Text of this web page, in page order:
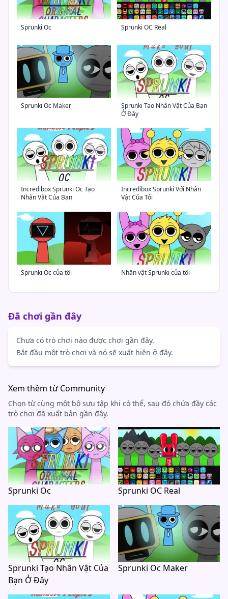
Sprunki Oc Sprunki OC Real
Sprunki Oc Maker
Sprunki Tạo Nhân Vật Của Bạn
Ở Đây
Incredibox Sprunki Oc Tạo
Nhân Vật Của Bạn
Incredibox Sprunki Với Nhân
Vật Của Tôi
Sprunki Oc của tôi Nhân vật Sprunki của tôi
Đã chơi gần đây
Chưa có trò chơi nào được chơi gần đây.
Bắt đầu một trò chơi và nó sẽ xuất hiện ở đây.
Xem thêm từ Community
Chọn từ cùng một bộ sưu tập khi có thể, sau đó chứa đầy các
trò chơi đã xuất bản gần đây.
Sprunki Oc Sprunki OC Real
Sprunki Tạo Nhân Vật Của
Bạn Ở Đây
Sprunki Oc Maker